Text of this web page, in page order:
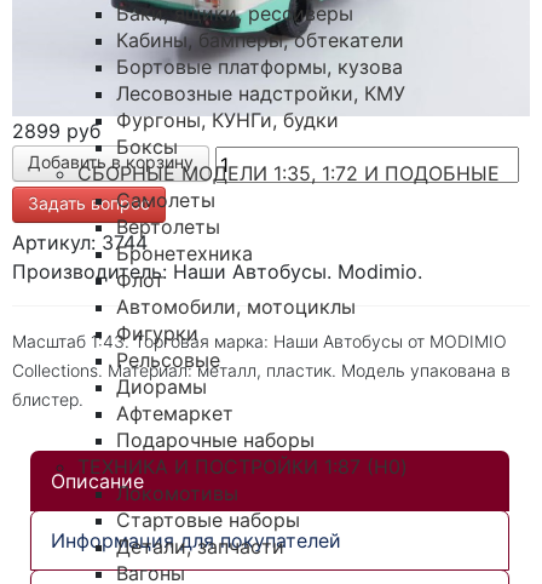
Баки, ящики, рессиверы
Кабины, бамперы, обтекатели
Бортовые платформы, кузова
Лесовозные надстройки, КМУ
Фургоны, КУНГи, будки
Боксы
СБОРНЫЕ МОДЕЛИ 1:35, 1:72 И ПОДОБНЫЕ
Самолеты
Вертолеты
Бронетехника
Флот
Автомобили, мотоциклы
Фигурки
Рельсовые
Диорамы
Афтемаркет
Подарочные наборы
ТЕХНИКА И ПОСТРОЙКИ 1:87 (H0)
Локомотивы
Стартовые наборы
Детали, запчасти
Вагоны
2899 руб
Задать вопрос
Артикул: 3744
Производитель: Наши Автобусы. Modimio.
Масштаб 1:43. Торговая марка: Наши Автобусы от MODIMIO
Collections. Материал: металл, пластик. Модель упакована в
блистер.
Описание
Информация для покупателей